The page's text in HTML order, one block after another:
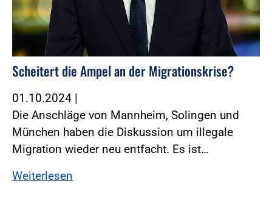
Scheitert die Ampel an der Migrationskrise?
01.10.2024 |
Die Anschläge von Mannheim, Solingen und
München haben die Diskussion um illegale
Migration wieder neu entfacht. Es ist…
Weiterlesen